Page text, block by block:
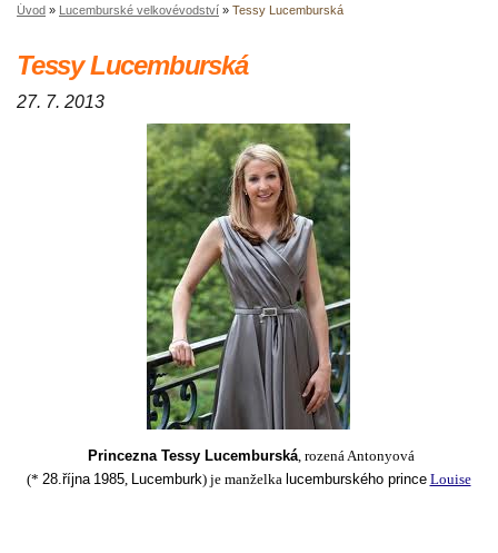
Úvod » Lucemburské velkovévodství » Tessy Lucemburská
Tessy Lucemburská
27. 7. 2013
Princezna Tessy Lucemburská, rozená Antonyová
(* 28.října 1985, Lucemburk) je manželka lucemburského prince Louise